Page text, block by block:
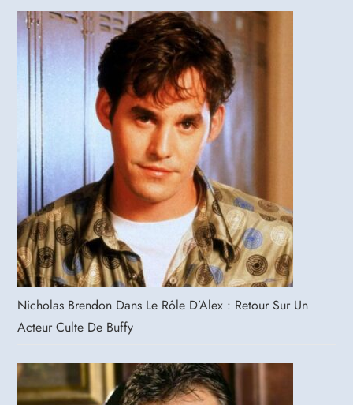
Nicholas Brendon Dans Le Rôle D’Alex : Retour Sur Un
Acteur Culte De Buffy